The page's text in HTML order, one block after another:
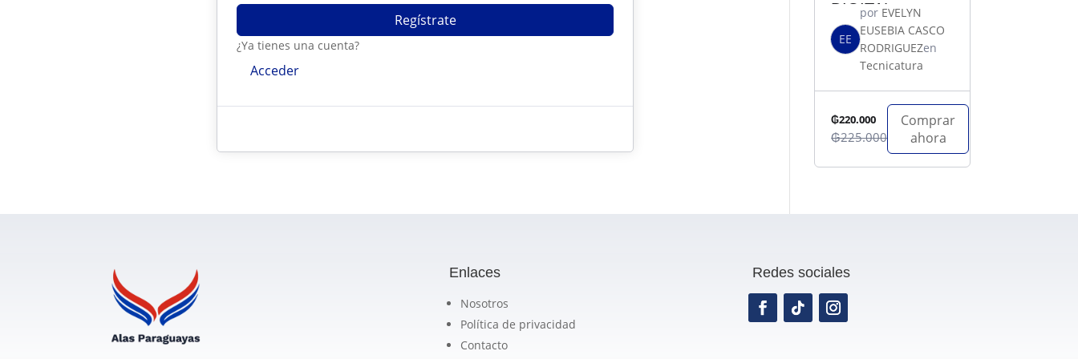
Regístrate
¿Ya tienes una cuenta?
Acceder
DIGITAL
EE
por EVELYN
EUSEBIA CASCO
RODRIGUEZen
Tecnicatura
₲220.000
₲225.000
Comprar
ahora
Enlaces
Nosotros
Política de privacidad
Contacto
Redes sociales